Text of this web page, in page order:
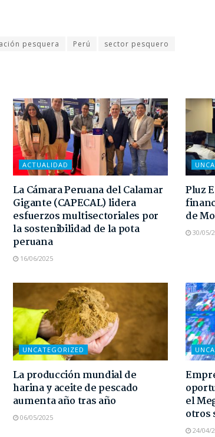
pesquera Perú sector pesquero
ACTUALIDAD
La Cámara Peruana del Calamar
Gigante (CAPECAL) lidera
esfuerzos multisectoriales por
la sostenibilidad de la pota
peruana
16/06/2025
Pluz
de
30/05/
UNCATEGORIZED
La producción mundial de
harina y aceite de pescado
aumenta año tras año
06/05/2025
el
otros
24/04/